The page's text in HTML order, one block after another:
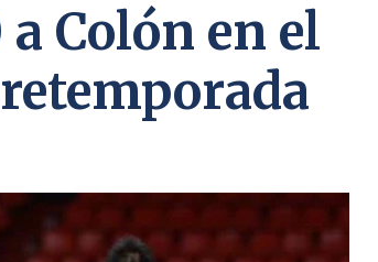
a Colón en el